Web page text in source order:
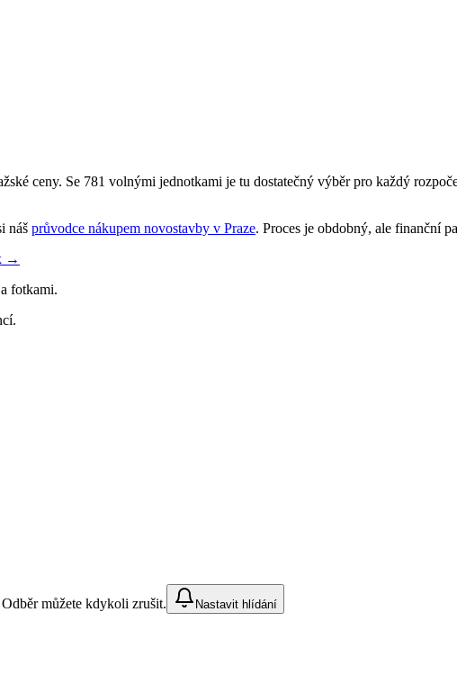
ceny. Se 781 volnými jednotkami je tu dostatečný výběr pro každý
náš průvodce nákupem novostavby v Praze. Proces je obdobný, ale finanční
→
fotkami.
můžete kdykoli zrušit.
Nastavit hlídání